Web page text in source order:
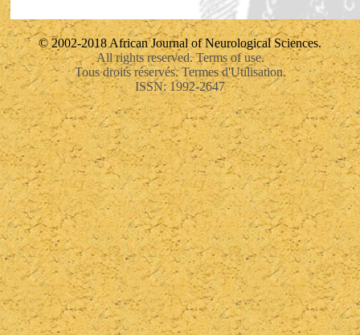
© 2002-2018 African Journal of Neurological Sciences.
All rights reserved. Terms of use.
Tous droits réservés. Termes d'Utilisation.
ISSN: 1992-2647